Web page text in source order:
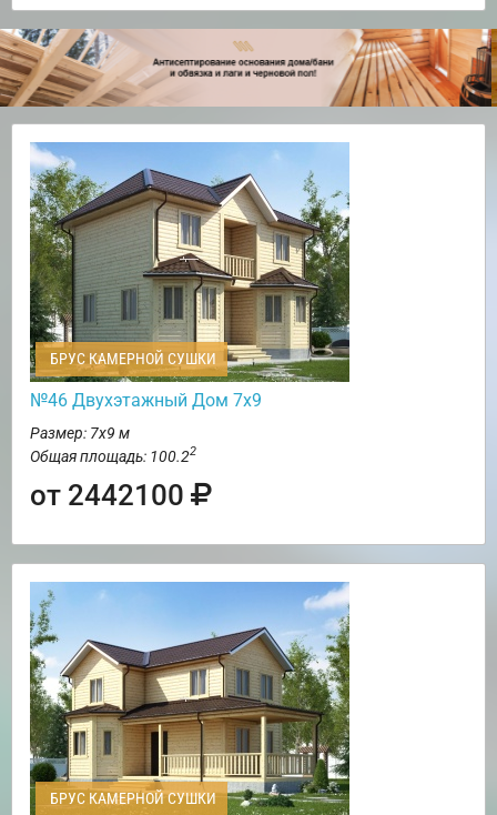
БРУС КАМЕРНОЙ СУШКИ
№46 Двухэтажный Дом 7х9
Размер: 7х9 м
Общая площадь: 100.22
от 2442100
БРУС КАМЕРНОЙ СУШКИ